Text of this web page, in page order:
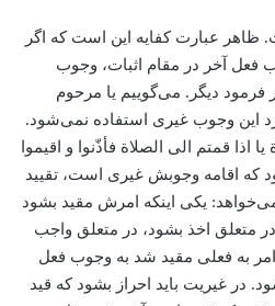
عبارت کفایه این است که اگر
فعل آخر در مقام اثبات، وجوب
دیگر. می‌گوییم یا مرحوم
این وجوب غیری استفاده نمی‌شود.
اذا قمتم الی الصلاة فأذّنوا و اقیموا
که اقامه وجوبش غیری است، تقیید
یکی اینکه امرش مقید بشود
متعلق اخذ بشود، ‌در متعلق واجب
امر به فعلی مقید شد به وجوب فعل
در غیریت باید احراز بشود که قید